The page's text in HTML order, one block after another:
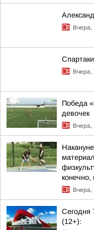
Вчера,
Вчера,
Победа
девочек
Вчера,
конечно,
Вчера,
Сегодня
(12+):